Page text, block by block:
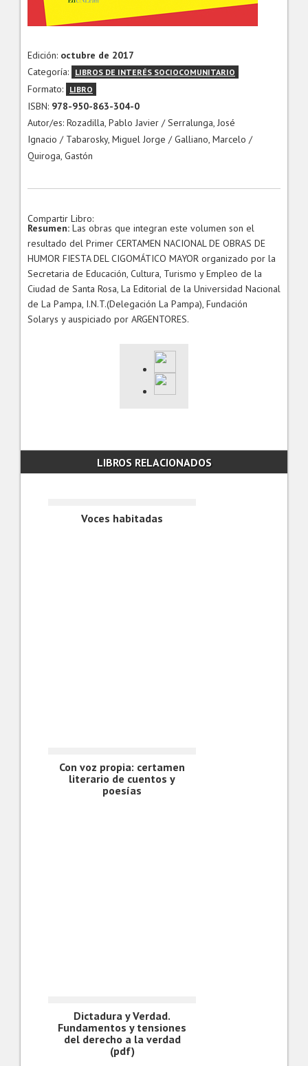
Edición: octubre de 2017
Categoría:
LIBROS DE INTERÉS SOCIOCOMUNITARIO
Formato: LIBRO
ISBN: 978-950-863-304-0
Autor/es: Rozadilla, Pablo Javier / Serralunga, José
Ignacio / Tabarosky, Miguel Jorge / Galliano, Marcelo /
Quiroga, Gastón
Compartir Libro:
Resumen: Las obras que integran este volumen son el
resultado del Primer CERTAMEN NACIONAL DE OBRAS DE
HUMOR FIESTA DEL CIGOMÁTICO MAYOR organizado por la
Secretaria de Educación, Cultura, Turismo y Empleo de la
Ciudad de Santa Rosa, La Editorial de la Universidad Nacional
de La Pampa, I.N.T.(Delegación La Pampa), Fundación
Solarys y auspiciado por ARGENTORES.
LIBROS RELACIONADOS
Voces habitadas
Con voz propia: certamen
literario de cuentos y
poesías
Dictadura y Verdad.
Fundamentos y tensiones
del derecho a la verdad
(pdf)